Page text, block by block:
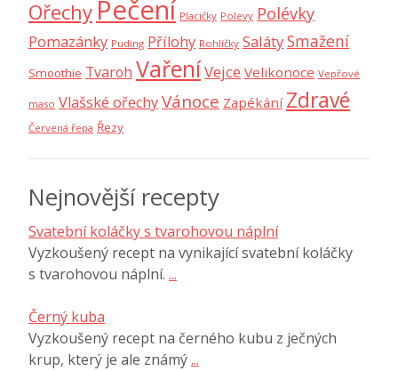
Ořechy Pečení Placičky Polevy Polévky
Pomazánky Puding Přílohy Rohlíčky SalátySmažení
Smoothie Tvaroh VařeníVejce Velikonoce Vepřové
maso Vlašské ořechyVánoce Zapékání Zdravé
Červená řepa Řezy
Nejnovější recepty
Svatební koláčky s tvarohovou náplní
Vyzkoušený recept na vynikající svatební koláčky
s tvarohovou náplní. ...
Černý kuba
Vyzkoušený recept na černého kubu z ječných
krup, který je ale známý...